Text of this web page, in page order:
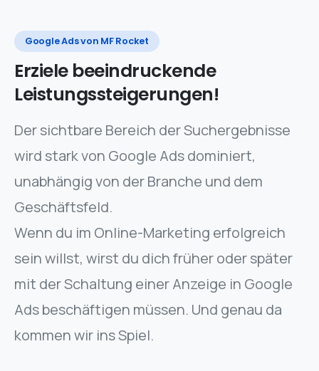
Google Ads von MF Rocket
Erziele beeindruckende
Leistungssteigerungen!
Der sichtbare Bereich der Suchergebnisse
wird stark von Google Ads dominiert,
unabhängig von der Branche und dem
Geschäftsfeld.
Wenn du im Online-Marketing erfolgreich
sein willst, wirst du dich früher oder später
mit der Schaltung einer Anzeige in Google
Ads beschäftigen müssen. Und genau da
kommen wir ins Spiel.